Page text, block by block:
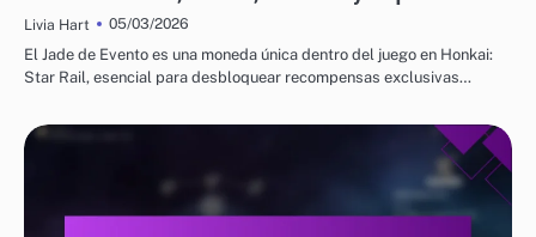
Livia Hart
05/03/2026
El Jade de Evento es una moneda única dentro del juego en Honkai:
Star Rail, esencial para desbloquear recompensas exclusivas…